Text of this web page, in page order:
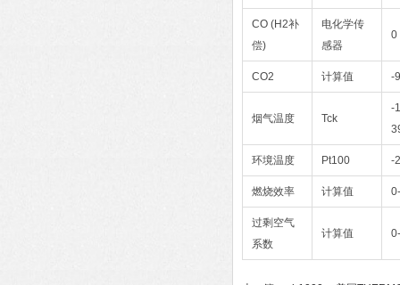
CO (H2补
偿)
电化学传
感器
0
CO2 计算值 -
烟气温度 Tck
-
环境温度 Pt100 -
燃烧效率 计算值
过剩空气
系数
计算值